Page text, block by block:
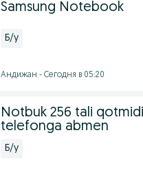
Samsung Notebook
Б/у
Андижан - Сегодня в 05:20
Notbuk 256 tali
telefonga abmen
Б/у